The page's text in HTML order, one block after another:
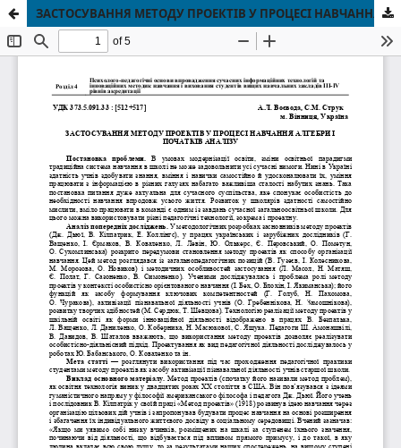
ЗАСТОСУВАННЯ МЕТОДУ ПРОЕКТІВ У ПРОЦЕСІ НАВЧАННЯ АЛГЕБРИ І ПОЧАТКІВ АНАЛІЗУ